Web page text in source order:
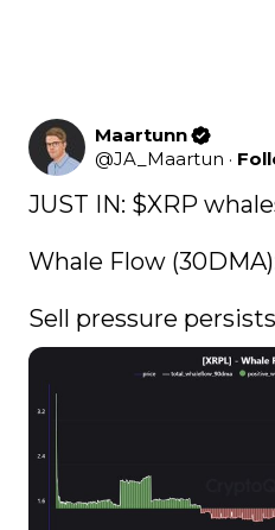
Maartunn
@JA_Maartun ·
JUST IN: $XRP
Whale Flow
Sell pressure